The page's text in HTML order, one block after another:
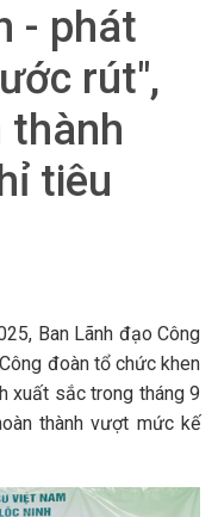
- phát
rút",
thành
tiêu
Ban Lãnh đạo Công
đoàn tổ chức khen
xuất sắc trong tháng 9
thành vượt mức kế